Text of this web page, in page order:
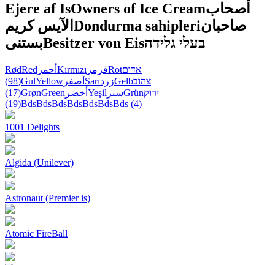
Ejere af IsOwners of Ice Creamأصحاب
الآيس كريم Dondurma sahipleriصاحبان
بستنیBesitzer von Eisבעלי גלידה
RødRed أحمر Kırmızı قرمزRotאדום
(98)GulYellow أصفر SarıزردGelbצהוב
(17)GrønGreen أخضر Yeşil سبزGrünירוק
(19)BdsBdsBdsBdsBdsBdsBds (4)
1001 Delights
Algida (Unilever)
Astronaut (Premier is)
Atomic FireBall